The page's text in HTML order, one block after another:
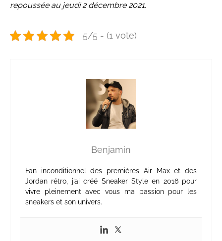
repoussée au jeudi 2 décembre 2021.
5/5 - (1 vote)
Benjamin
Fan inconditionnel des premières Air Max et des
Jordan rétro, j’ai créé Sneaker Style en 2016 pour
vivre pleinement avec vous ma passion pour les
sneakers et son univers.